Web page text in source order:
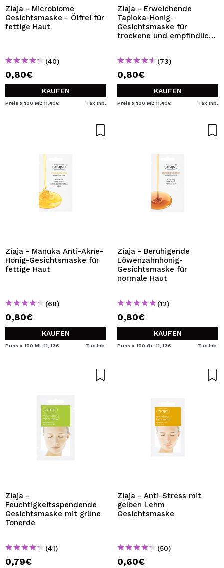
Ziaja - Microbiome
Gesichtsmaske - Ölfrei für
fettige Haut
(40)
0,80€
KAUFEN
Preis x 100 Ml: 11,43€ Tax Inb.
Ziaja - Erweichende
Tapioka-Honig-
Gesichtsmaske für
trockene und empfindliche
(73)
0,80€
KAUFEN
Preis x 100 Ml: 11,43€ Tax Inb.
Ziaja - Manuka Anti-Akne-
Honig-Gesichtsmaske für
fettige Haut
(68)
0,80€
KAUFEN
Preis x 100 Ml: 11,43€ Tax Inb.
Ziaja - Beruhigende
Löwenzahnhonig-
Gesichtsmaske für
normale Haut
(12)
0,80€
KAUFEN
Preis x 100 Gr: 11,43€ Tax Inb.
Ziaja -
Feuchtigkeitsspendende
Gesichtsmaske mit grüne
Tonerde
(41)
0,79€
Ziaja - Anti-Stress mit
gelben Lehm
Gesichtsmaske
(50)
0,60€